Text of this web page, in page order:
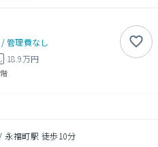
/管理費なし
18.9万円
永福町駅 徒歩10分